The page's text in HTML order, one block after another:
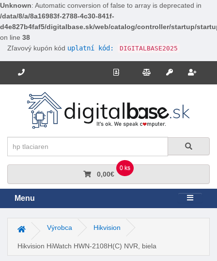
Unknown: Automatic conversion of false to array is deprecated in
/data/8/a/8a16983f-2788-4c30-841f-
d4e827b4faf5/digitalbase.sk/web/catalog/controller/startup/
on line 38
Zľavový kupón kód uplatní kód: DIGITALBASE2025
Potrebujete poradiť? Zavolajte nám. Kontakt Porovnanie
Prihlásiť sa
0 ks
0,00€
Menu
Hlavná stránka
Výrobca Hikvision
Hikvision HiWatch HWN-2108H(C) NVR, biela